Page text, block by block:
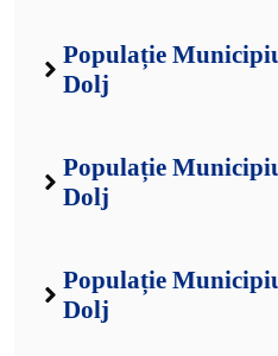
Populație
Dolj
Populație
Dolj
Populație
Dolj